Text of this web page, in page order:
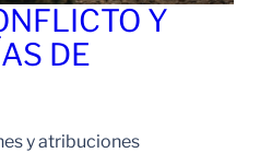
Y
DE
y atribuciones